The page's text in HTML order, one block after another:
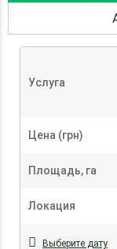
Услуга
Цена (грн)
Площадь, га
Локация
Выберите дату